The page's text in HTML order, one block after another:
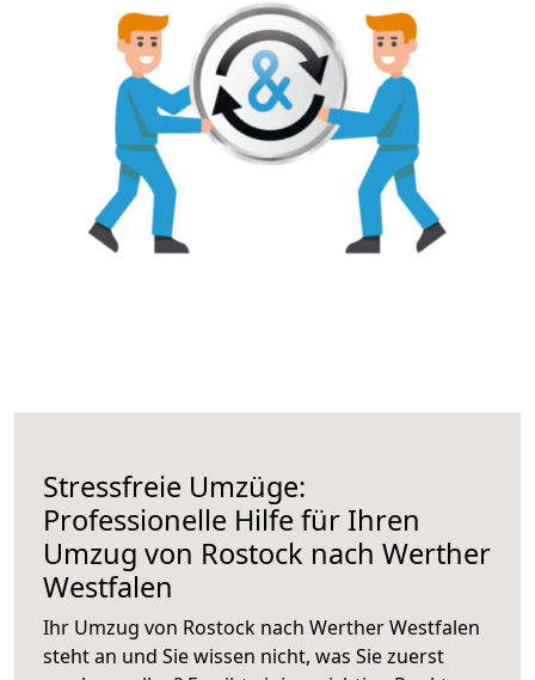
Stressfreie Umzüge:
Professionelle Hilfe für Ihren
Umzug von Rostock nach Werther
Westfalen
Ihr Umzug von Rostock nach Werther Westfalen
steht an und Sie wissen nicht, was Sie zuerst